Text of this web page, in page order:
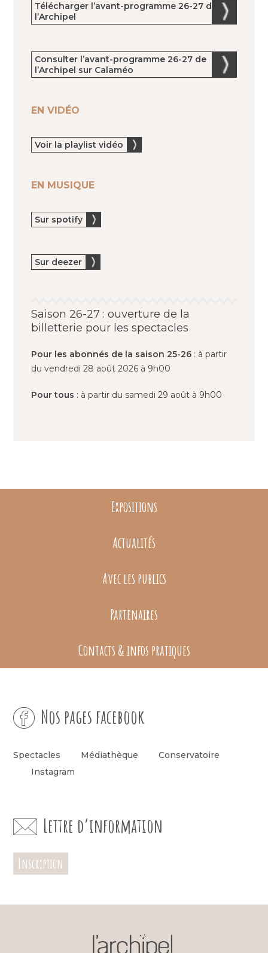
Télécharger l’avant-programme 26-27 de
l’Archipel
Consulter l’avant-programme 26-27 de
l’Archipel sur Calaméo
EN VIDÉO
Voir la playlist vidéo
EN MUSIQUE
Sur spotify
Sur deezer
Saison 26-27 : ouverture de la
billetterie pour les spectacles
Pour les abonnés de la saison 25-26 : à partir
du vendredi 28 août 2026 à 9h00
Pour tous : à partir du samedi 29 août à 9h00
Expositions
Actualités
Avec les publics
Partenaires
Contacts & infos pratiques
Nos pages facebook
Spectacles Médiathèque
Conservatoire
Instagram
Lettre d’information
Inscription